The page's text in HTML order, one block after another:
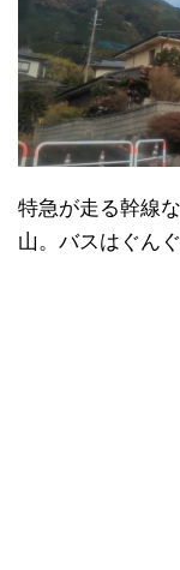
特急が走る幹線
山。バスはぐん